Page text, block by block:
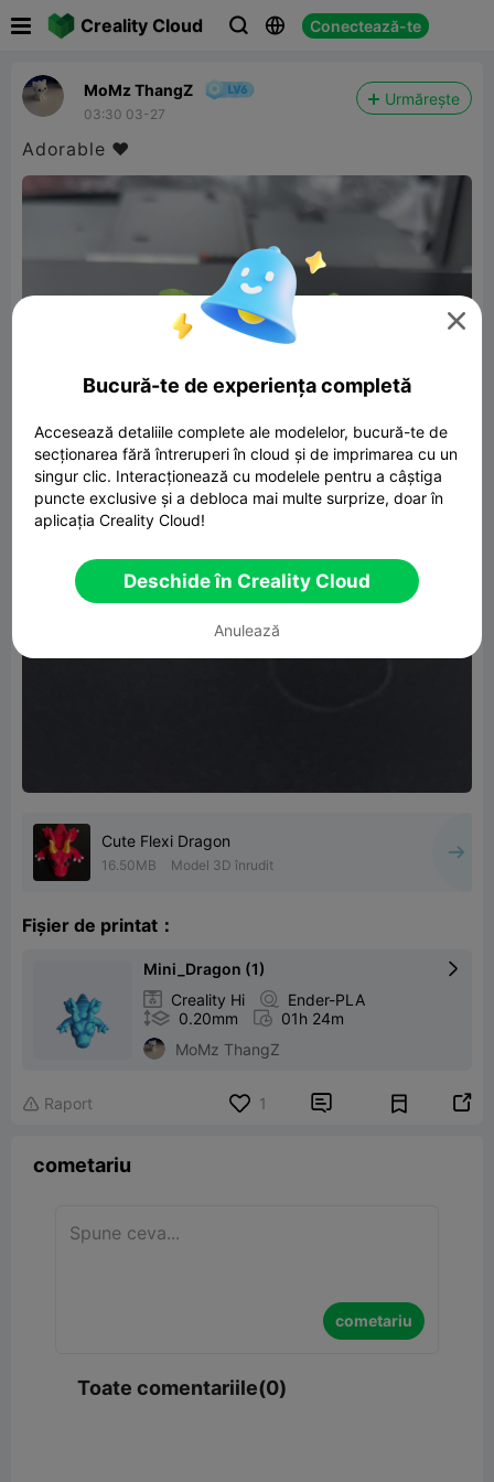
Creality Cloud   Conectează-te
MoMz ThangZ
03:30 03-27
Urmărește
Adorable ❤️
Cute Flexi Dragon
16.50MB Model 3D înrudit
Fișier de printat：
Mini_Dragon (1) 
 Creality Hi  Ender-PLA
 0.20mm  01h 24m
MoMz ThangZ
 Raport 1  
cometariu
cometariu
Toate comentariile(0)

Bucură-te de experiența completă
Accesează detaliile complete ale modelelor, bucură-te de
secționarea fără întreruperi în cloud și de imprimarea cu un
singur clic. Interacționează cu modelele pentru a câștiga
puncte exclusive și a debloca mai multe surprize, doar în
aplicația Creality Cloud!
Deschide în Creality Cloud
Anulează